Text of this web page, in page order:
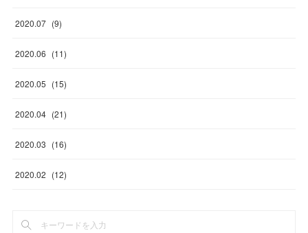
2020.07 (9)
2020.06 (11)
2020.05 (15)
2020.04 (21)
2020.03 (16)
2020.02 (12)